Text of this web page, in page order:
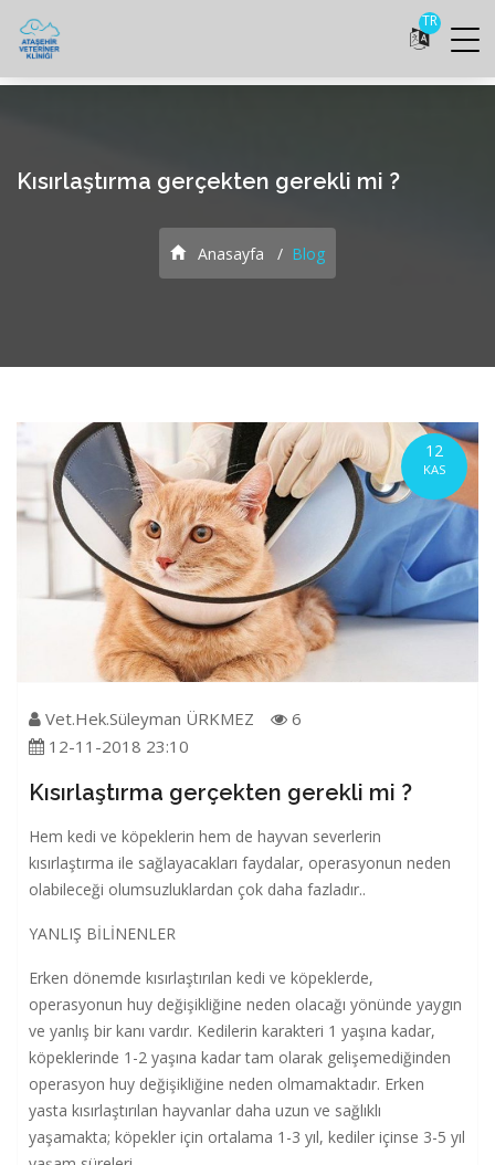
TR
Kısırlaştırma gerçekten gerekli mi ?
Anasayfa Blog
12
KAS
Vet.Hek.Süleyman ÜRKMEZ
6
12-11-2018 23:10
Kısırlaştırma gerçekten gerekli mi ?
Hem kedi ve köpeklerin hem de hayvan severlerin
kısırlaştırma ile sağlayacakları faydalar, operasyonun neden
olabileceği olumsuzluklardan çok daha fazladır..
YANLIŞ BİLİNENLER
Erken dönemde kısırlaştırılan kedi ve köpeklerde,
operasyonun huy değişikliğine neden olacağı yönünde yaygın
ve yanlış bir kanı vardır. Kedilerin karakteri 1 yaşına kadar,
köpeklerinde 1-2 yaşına kadar tam olarak gelişemediğinden
operasyon huy değişikliğine neden olmamaktadır. Erken
yasta kısırlaştırılan hayvanlar daha uzun ve sağlıklı
yaşamakta; köpekler için ortalama 1-3 yıl, kediler içinse 3-5 yıl